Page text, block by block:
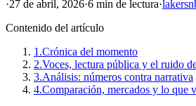
·27 de abril, 2026·6 min de lectura·lakers
Contenido del artículo
1.Crónica del momento
2.Voces, lectura pública y el ruido
3.Análisis: números contra narrativa
4.Comparación, mercados y lo que